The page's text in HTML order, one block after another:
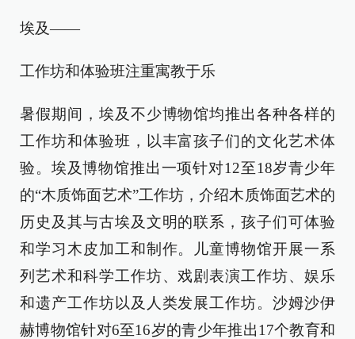
埃及——
工作坊和体验班注重寓教于乐
暑假期间，埃及不少博物馆均推出各种各样的
工作坊和体验班，以丰富孩子们的文化艺术体
验。埃及博物馆推出一项针对12至18岁青少年
的“木质饰面艺术”工作坊，介绍木质饰面艺术的
历史及其与古埃及文明的联系，孩子们可体验
和学习木皮加工和制作。儿童博物馆开展一系
列艺术和科学工作坊、戏剧表演工作坊、娱乐
和遗产工作坊以及人类发展工作坊。沙姆沙伊
赫博物馆针对6至16岁的青少年推出17个教育和